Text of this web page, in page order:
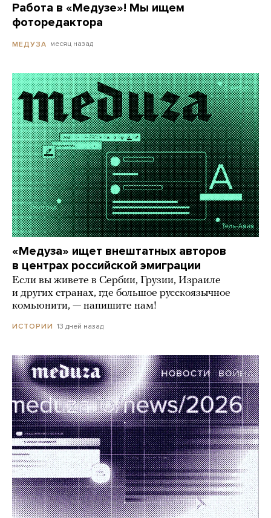
Работа в «Медузе»! Мы ищем
фоторедактора
МЕДУЗА месяц назад
«Медуза» ищет внештатных авторов
в центрах российской эмиграции
Если вы живете в Сербии, Грузии, Израиле
и других странах, где большое русскоязычное
комьюнити, — напишите нам!
ИСТОРИИ 13 дней назад